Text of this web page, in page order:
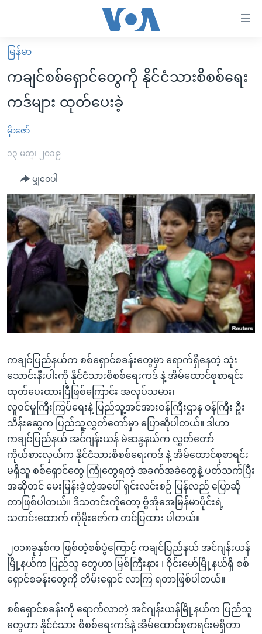
လွယ်ကူ
စေ
သည့်
များ
ပင်မ
ကျော်
ကြည့်
ရန်
ပင်မ
အ
စာမျက်နှာ
ကျော်
ရန်
ရှာဖွေ
ရန်
နေရာ
သို့
ကျော်
ရန်
မူလစာမျက်နှာ
မြန်မာ
ကမ္ဘာ့သတင်းများ
နိုင်ငံတကာ
အစ္စရေး-ပါလက်စတိုင်း
ဗွီဒီယို
အင်္ဂလိပ်စာလေ့လာမယ်
အမေရိကန်သုံးအီဒီယံ
မကြေးမုံရဲ့ အင်္ဂလိပ်စာ
ရုပ်ရှင်ထဲက အင်္ဂလိပ်စာ
သုတပဒေသာ အင်္ဂလိပ်စာ
အပတ်စဉ်ကဏ္ဍများ
ရေဒီယို
တီဗွီ
ရေဒီယိုနှင့်ရုပ်သံ အချက်အလက်များ
ရေဒီယို/တီဗွီအစီအစဉ်
Learning English
ဗွီအိုအေ လူမှုကွန်ယက်များ
ဘာသာစကားများ
မြန်မာ
ကချင်စစ်ရှောင်တွေကို နိုင်ငံသားစိစစ်ရေး
ကဒ်များ ထုတ်ပေးခဲ့
မိုးဇော်
၁၃ မတ္၊ ၂၀၁၉
မျှဝေပါ
ကချင်ပြည်နယ်က စစ်ရှောင်စခန်းတွေမှာ ရောက်ရှိနေတဲ့ သုံး
သောင်းနီးပါးကို နိုင်ငံသားစိစစ်ရေးကဒ် နဲ့ အိမ်ထောင်စုစာရင်း
ထုတ်ပေးထားပြီဖြစ်ကြောင်း အလုပ်သမား၊
လူဝင်မှုကြီးကြပ်ရေးနဲ့ ပြည်သူ့အင်အားဝန်ကြီးဌာန ဝန်ကြီး ဦး
သိန်းဆွေက ပြည်သူ့လွှတ်တော်မှာ ပြောဆိုပါတယ်။ ဒါဟာ
ကချင်ပြည်နယ် အင်ဂျန်းယန် မဲဆန္ဒနယ်က လွှတ်တော်
ကိုယ်စားလှယ်က နိုင်ငံသားစိစစ်ရေးကဒ် နဲ့ အိမ်ထောင်စုစာရင်း
မရှိသူ စစ်ရှောင်တွေ ကြုံတွေရတဲ့ အခက်အခဲတွေနဲ့ ပတ်သက်ပြီး
အဆိုတင် မေးမြန်းခဲ့တဲ့အပေါ် ရှင်းလင်းစဉ် ပြန်လည် ပြောဆို
တာဖြစ်ပါတယ်။ ဒီသတင်းကိုတော့ ဗွီအိုအေမြန်မာပိုင်းရဲ့
သတင်းထောက် ကိုမိုးဇော်က တင်ပြထား ပါတယ်။
၂၀၁၈ခုနှစ်က ဖြစ်တဲ့စစ်ပွဲကြောင့် ကချင်ပြည်နယ် အင်ဂျန်းယန်
မြို့နယ်က ပြည်သူ တွေဟာ မြစ်ကြီးနား ၊ ဝိုင်းမော်မြို့နယ်ရှိ စစ်
ရှောင်စခန်းတွေကို တိမ်းရှောင် လာကြ ရတာဖြစ်ပါတယ်။
စစ်ရှောင်စခန်းကို ရောက်လာတဲ့ အင်ဂျန်းယန်မြို့နယ်က ပြည်သူ
တွေဟာ နိုင်ငံသား စိစစ်ရေးကဒ်နဲ့ အိမ်ထောင်စုစာရင်းမရှိတာ